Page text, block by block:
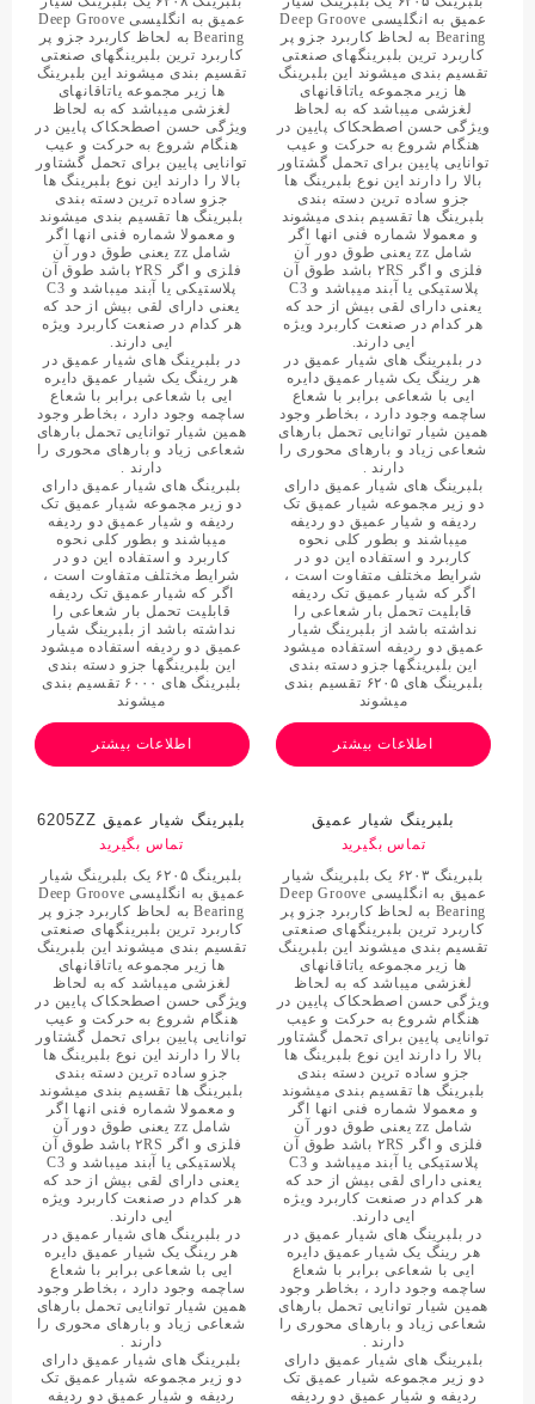
عمیق به انگلیسی Deep Groove
Bearing به لحاظ کاربرد جزو پر
کاربرد ترین بلبرینگهای صنعتی
تقسیم بندی میشوند این بلبرینگ
ها زیر مجموعه یاتاقانهای
لغزشی میباشد که به لحاظ
ویژگی حسن اصطحکاک پایین در
هنگام شروع به حرکت و عیب
توانایی پایین برای تحمل گشتاور
بالا را دارند این نوع بلبرینگ ها
جزو ساده ترین دسته بندی
بلبرینگ ها تقسیم بندی میشوند
و معمولا شماره فنی انها اگر
شامل zz یعنی طوق دور آن
فلزی و اگر ۲RS باشد طوق آن
پلاستیکی یا آبند میباشد و C3
یعنی دارای لقی بیش از حد که
هر کدام در صنعت کاربرد ویژه
ایی دارند.
در بلبرینگ های شیار عمیق در
هر رینگ یک شیار عمیق دایره
ایی با شعاعی برابر با شعاع
ساچمه وجود دارد ، بخاطر وجود
همین شیار توانایی تحمل بارهای
شعاعی زیاد و بارهای محوری را
دارند .
بلبرینگ های شیار عمیق دارای
دو زیر مجموعه شیار عمیق تک
ردیفه و شیار عمیق دو ردیفه
میباشند و بطور کلی نحوه
کاربرد و استفاده این دو در
شرایط مختلف متفاوت است ،
اگر که شیار عمیق تک ردیفه
قابلیت تحمل بار شعاعی را
نداشته باشد از بلبرینگ شیار
عمیق دو ردیفه استفاده میشود
این بلبرینگها جزو دسته بندی
بلبرینگ های ۶۰۰۰ تقسیم بندی
میشوند
اطلاعات بیشتر
عمیق به انگلیسی Deep Groove
Bearing به لحاظ کاربرد جزو پر
کاربرد ترین بلبرینگهای صنعتی
تقسیم بندی میشوند این بلبرینگ
ها زیر مجموعه یاتاقانهای
لغزشی میباشد که به لحاظ
ویژگی حسن اصطحکاک پایین در
هنگام شروع به حرکت و عیب
توانایی پایین برای تحمل گشتاور
بالا را دارند این نوع بلبرینگ ها
جزو ساده ترین دسته بندی
بلبرینگ ها تقسیم بندی میشوند
و معمولا شماره فنی انها اگر
شامل zz یعنی طوق دور آن
فلزی و اگر ۲RS باشد طوق آن
پلاستیکی یا آبند میباشد و C3
یعنی دارای لقی بیش از حد که
هر کدام در صنعت کاربرد ویژه
ایی دارند.
در بلبرینگ های شیار عمیق در
هر رینگ یک شیار عمیق دایره
ایی با شعاعی برابر با شعاع
ساچمه وجود دارد ، بخاطر وجود
همین شیار توانایی تحمل بارهای
شعاعی زیاد و بارهای محوری را
دارند .
بلبرینگ های شیار عمیق دارای
دو زیر مجموعه شیار عمیق تک
ردیفه و شیار عمیق دو ردیفه
میباشند و بطور کلی نحوه
کاربرد و استفاده این دو در
شرایط مختلف متفاوت است ،
اگر که شیار عمیق تک ردیفه
قابلیت تحمل بار شعاعی را
نداشته باشد از بلبرینگ شیار
عمیق دو ردیفه استفاده میشود
این بلبرینگها جزو دسته بندی
بلبرینگ های ۶۲۰۵ تقسیم بندی
میشوند
اطلاعات بیشتر
بلبرینگ شیار عمیق 6205ZZ
تماس بگیرید
بلبرینگ ۶۲۰۵ یک بلبرینگ شیار
عمیق به انگلیسی Deep Groove
Bearing به لحاظ کاربرد جزو پر
کاربرد ترین بلبرینگهای صنعتی
تقسیم بندی میشوند این بلبرینگ
ها زیر مجموعه یاتاقانهای
لغزشی میباشد که به لحاظ
ویژگی حسن اصطحکاک پایین در
هنگام شروع به حرکت و عیب
توانایی پایین برای تحمل گشتاور
بالا را دارند این نوع بلبرینگ ها
جزو ساده ترین دسته بندی
بلبرینگ ها تقسیم بندی میشوند
و معمولا شماره فنی انها اگر
شامل zz یعنی طوق دور آن
فلزی و اگر ۲RS باشد طوق آن
پلاستیکی یا آبند میباشد و C3
یعنی دارای لقی بیش از حد که
هر کدام در صنعت کاربرد ویژه
ایی دارند.
در بلبرینگ های شیار عمیق در
هر رینگ یک شیار عمیق دایره
ایی با شعاعی برابر با شعاع
ساچمه وجود دارد ، بخاطر وجود
همین شیار توانایی تحمل بارهای
شعاعی زیاد و بارهای محوری را
دارند .
بلبرینگ های شیار عمیق دارای
دو زیر مجموعه شیار عمیق تک
ردیفه و شیار عمیق دو ردیفه
بلبرینگ شیار عمیق
62032RS C3
تماس بگیرید
بلبرینگ ۶۲۰۳ یک بلبرینگ شیار
عمیق به انگلیسی Deep Groove
Bearing به لحاظ کاربرد جزو پر
کاربرد ترین بلبرینگهای صنعتی
تقسیم بندی میشوند این بلبرینگ
ها زیر مجموعه یاتاقانهای
لغزشی میباشد که به لحاظ
ویژگی حسن اصطحکاک پایین در
هنگام شروع به حرکت و عیب
توانایی پایین برای تحمل گشتاور
بالا را دارند این نوع بلبرینگ ها
جزو ساده ترین دسته بندی
بلبرینگ ها تقسیم بندی میشوند
و معمولا شماره فنی انها اگر
شامل zz یعنی طوق دور آن
فلزی و اگر ۲RS باشد طوق آن
پلاستیکی یا آبند میباشد و C3
یعنی دارای لقی بیش از حد که
هر کدام در صنعت کاربرد ویژه
ایی دارند.
در بلبرینگ های شیار عمیق در
هر رینگ یک شیار عمیق دایره
ایی با شعاعی برابر با شعاع
ساچمه وجود دارد ، بخاطر وجود
همین شیار توانایی تحمل بارهای
شعاعی زیاد و بارهای محوری را
دارند .
بلبرینگ های شیار عمیق دارای
دو زیر مجموعه شیار عمیق تک
ردیفه و شیار عمیق دو ردیفه